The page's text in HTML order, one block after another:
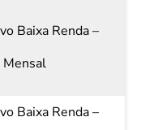
Baixa Renda –
Mensal
Baixa Renda –